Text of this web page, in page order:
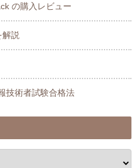
の購入レビュー
説
技術者試験合格法